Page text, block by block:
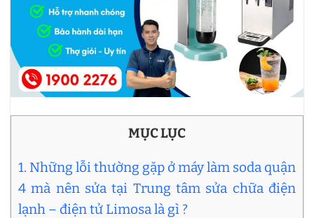
MỤC LỤC
1. Những lỗi thường gặp ở máy làm soda quận
4 mà nên sửa tại Trung tâm sửa chữa điện
lạnh – điện tử Limosa là gì ?